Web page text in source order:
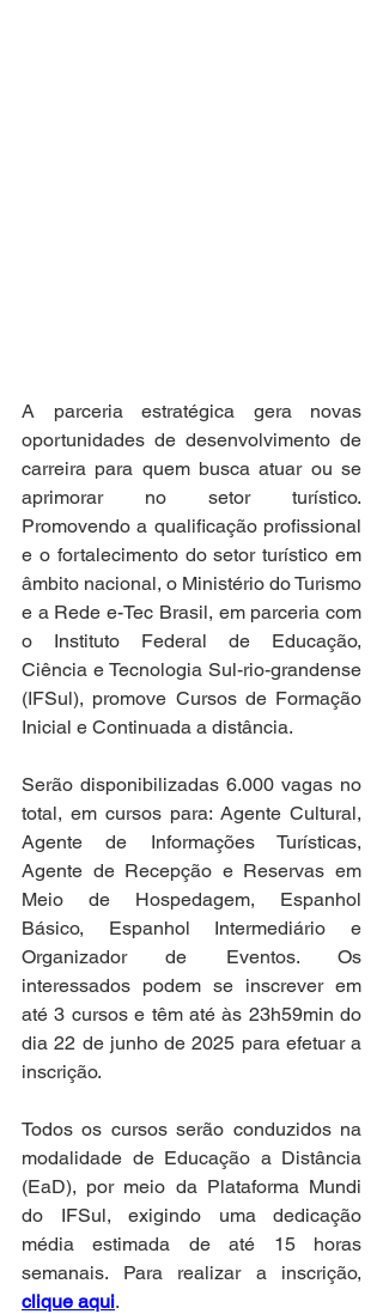
A parceria estratégica gera novas
oportunidades de desenvolvimento de
carreira para quem busca atuar ou se
aprimorar no setor turístico.
Promovendo a qualificação profissional
e o fortalecimento do setor turístico em
âmbito nacional, o Ministério do Turismo
e a Rede e-Tec Brasil, em parceria com
o Instituto Federal de Educação,
Ciência e Tecnologia Sul-rio-grandense
(IFSul), promove Cursos de Formação
Inicial e Continuada a distância.
Serão disponibilizadas 6.000 vagas no
total, em cursos para: Agente Cultural,
Agente de Informações Turísticas,
Agente de Recepção e Reservas em
Meio de Hospedagem, Espanhol
Básico, Espanhol Intermediário e
Organizador de Eventos. Os
interessados podem se inscrever em
até 3 cursos e têm até às 23h59min do
dia 22 de junho de 2025 para efetuar a
inscrição.
Todos os cursos serão conduzidos na
modalidade de Educação a Distância
(EaD), por meio da Plataforma Mundi
do IFSul, exigindo uma dedicação
média estimada de até 15 horas
clique aqui.